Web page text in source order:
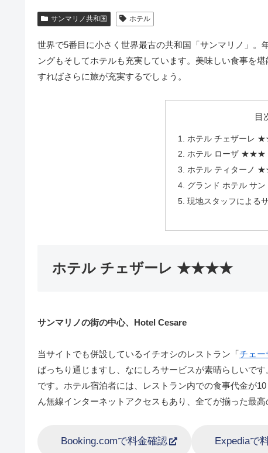
サンマリノ共和国 ホテル
世界で5番目に小さく世界最古の共和国「サンマリノ」
ングもそしてホテルも充実しています。美味しい食事を
すればさらに旅が充実するでしょう。
目
ホテル チェザーレ
ホテル ローザ ★★★
ホテル ティターノ
グランド ホテル
現地スタッフによる
ホテル チェザーレ ★★★★
サンマリノの街の中心、Hotel Cesare
当サイトでも併設しているイチオシのレストラン「チェー
ばっちり通じますし、なにしろサービスが素晴らしいで
です。ホテル宿泊者には、レストラン内での食事代金が
ん無線インターネットアクセスもあり、全てが揃った最高
Booking.comで料金確認 Expediaで